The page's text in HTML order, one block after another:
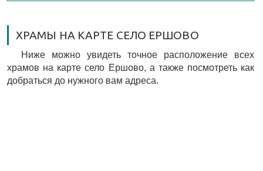
ХРАМЫ НА КАРТЕ СЕЛО ЕРШОВО
Ниже можно увидеть точное расположение всех
храмов на карте село Ершово, а также посмотреть как
добраться до нужного вам адреса.